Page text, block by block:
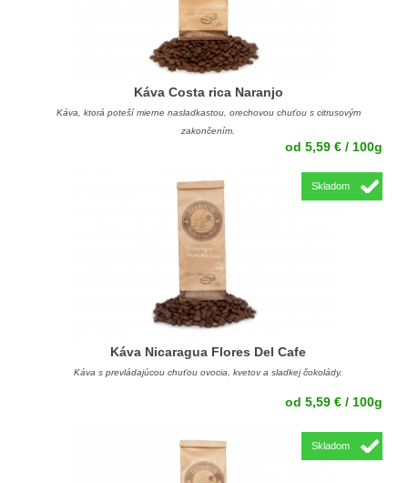
Káva Costa rica Naranjo
Káva, ktorá poteší mierne nasladkastou, orechovou chuťou s citrusovým
zakončením.
od 5,59 € / 100g
Skladom
Káva Nicaragua Flores Del Cafe
Káva s prevládajúcou chuťou ovocia, kvetov a sladkej čokolády.
od 5,59 € / 100g
Skladom